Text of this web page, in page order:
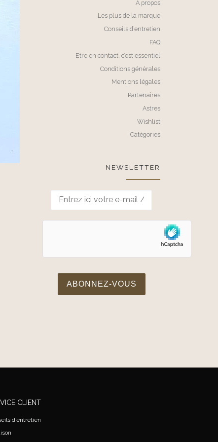
A propos
Les plus de la marque
Conseils d’entretien
FAQ
Etre en contact, c’est essentiel
Conditions générales
Mentions légales
Partenaires
Astres
Wishlist
Catégories
NEWSLETTER
CLIENT
d’entretien